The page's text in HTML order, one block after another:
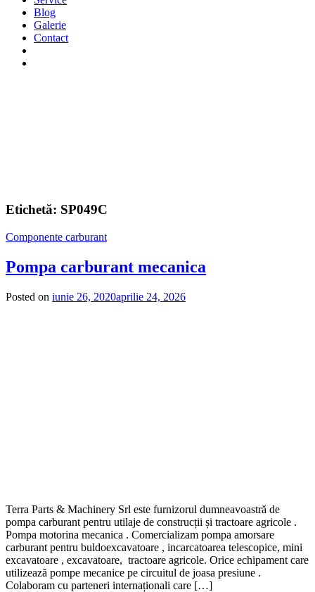
Blog
Galerie
Contact
Etichetă: SP049C
Componente carburant
Pompa carburant mecanica
Posted on iunie 26, 2020aprilie 24, 2026
Terra Parts & Machinery Srl este furnizorul dumneavoastră de
pompa carburant pentru utilaje de construcții și tractoare agricole .
Pompa motorina mecanica . Comercializam pompa amorsare
carburant pentru buldoexcavatoare , incarcatoarea telescopice, mini
excavatoare , excavatoare, tractoare agricole. Orice echipament care
utilizează pompe mecanice pe circuitul de joasa presiune .
Colaboram cu parteneri internaționali care […]